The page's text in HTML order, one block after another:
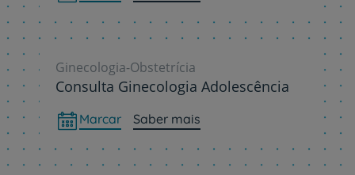
Ginecologia-Obstetrícia
Consulta Ginecologia Adolescência
Marcar Saber mais